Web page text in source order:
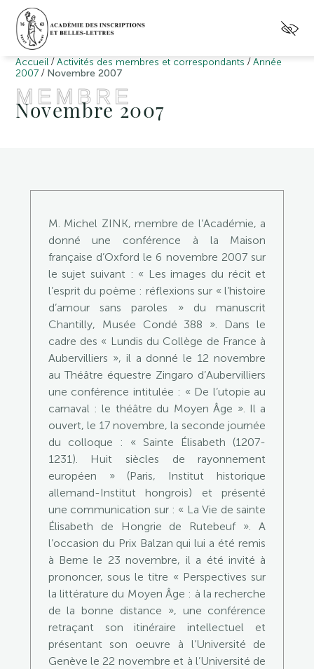
Accueil /Activités des membres et correspondants /Année
2007 / Novembre 2007
MEMBRE
Novembre 2007
M. Michel ZINK, membre de l’Académie, a
donné une conférence à la Maison
française d’Oxford le 6 novembre 2007 sur
le sujet suivant : « Les images du récit et
l’esprit du poème : réflexions sur « l’histoire
d’amour sans paroles » du manuscrit
Chantilly, Musée Condé 388 ». Dans le
cadre des « Lundis du Collège de France à
Aubervilliers », il a donné le 12 novembre
au Théâtre équestre Zingaro d’Aubervilliers
une conférence intitulée : « De l’utopie au
carnaval : le théâtre du Moyen Âge ». Il a
ouvert, le 17 novembre, la seconde journée
du colloque : « Sainte Élisabeth (1207-
1231). Huit siècles de rayonnement
européen » (Paris, Institut historique
allemand-Institut hongrois) et présenté
une communication sur : « La Vie de sainte
Élisabeth de Hongrie de Rutebeuf ». A
l’occasion du Prix Balzan qui lui a été remis
à Berne le 23 novembre, il a été invité à
prononcer, sous le titre « Perspectives sur
la littérature du Moyen Âge : à la recherche
de la bonne distance », une conférence
retraçant son itinéraire intellectuel et
présentant son oeuvre à l’Université de
Genève le 22 novembre et à l’Université de